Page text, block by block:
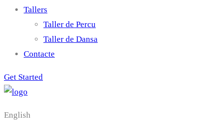
Tallers
Taller de Percu
Taller de Dansa
Contacte
Get Started
English